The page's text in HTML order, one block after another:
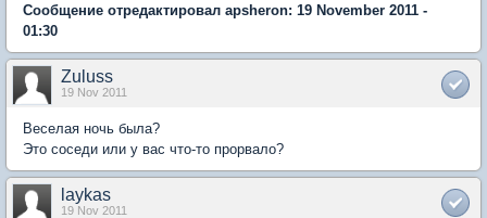
Сообщение отредактировал apsheron: 19 November 2011 -
01:30
Zuluss
19 Nov 2011
Веселая ночь была?
Это соседи или у вас что-то прорвало?
laykas
19 Nov 2011